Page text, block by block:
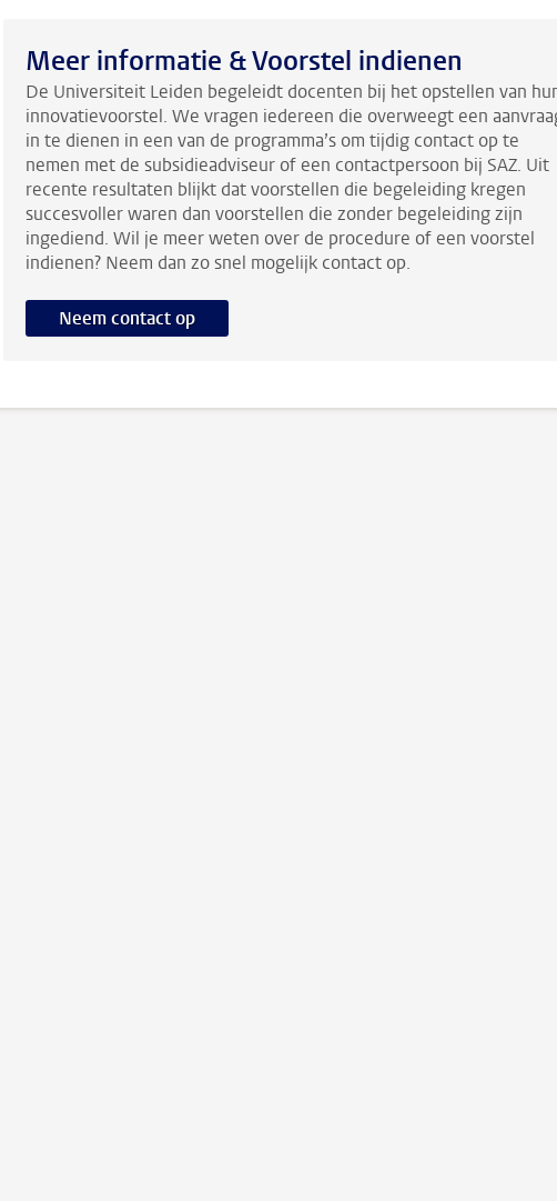
Meer informatie & Voorstel indienen
De Universiteit Leiden begeleidt docenten bij het opstellen van
innovatievoorstel. We vragen iedereen die overweegt een
in te dienen in een van de programma’s om tijdig contact op te
nemen met de subsidieadviseur of een contactpersoon bij SAZ. Uit
recente resultaten blijkt dat voorstellen die begeleiding kregen
succesvoller waren dan voorstellen die zonder begeleiding zijn
ingediend. Wil je meer weten over de procedure of een voorstel
indienen? Neem dan zo snel mogelijk contact op.
Neem contact op